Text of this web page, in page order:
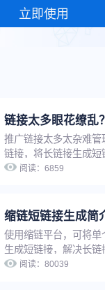
立即使用
推广链接太多太杂难管
链接，将长链接生成短
为短链接进行命名，通
阅读：6859
缩链短链接生成简
使用缩链平台，可将单
生成短链接，解决长链
度低、影响点击率、增
阅读：80039